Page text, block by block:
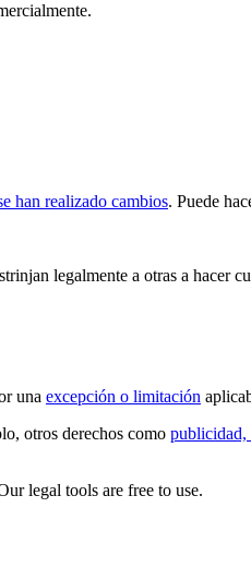
han realizado cambios. Puede
legalmente a otras a hacer
una excepción o limitación
otros derechos como publicidad,
legal tools are free to use.